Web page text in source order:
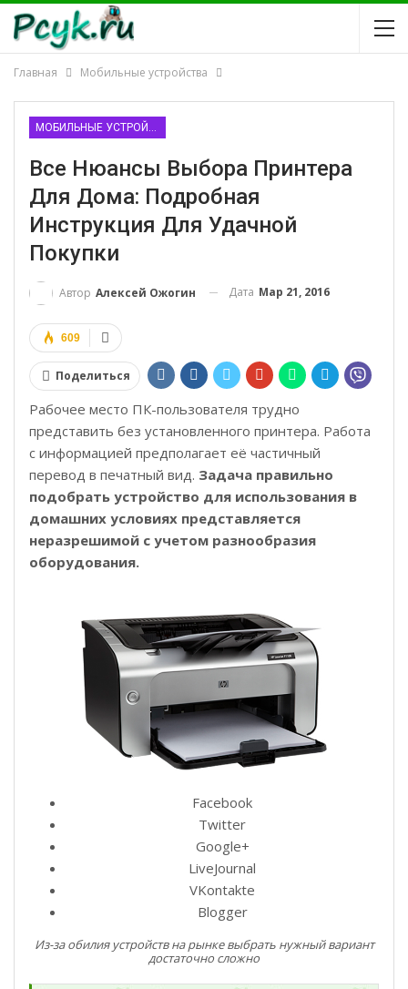
Главная Мобильные устройства
МОБИЛЬНЫЕ УСТРОЙСТВА
Все Нюансы Выбора Принтера
Для Дома: Подробная
Инструкция Для Удачной
Покупки
Автор Алексей Ожогин Дата Мар 21, 2016
609
Поделиться
Рабочее место ПК-пользователя трудно
представить без установленного принтера. Работа
с информацией предполагает её частичный
перевод в печатный вид. Задача правильно
подобрать устройство для использования в
домашних условиях представляется
неразрешимой с учетом разнообразия
оборудования.
Facebook
Twitter
Google+
LiveJournal
VKontakte
Blogger
Из-за обилия устройств на рынке выбрать нужный вариант
достаточно сложно